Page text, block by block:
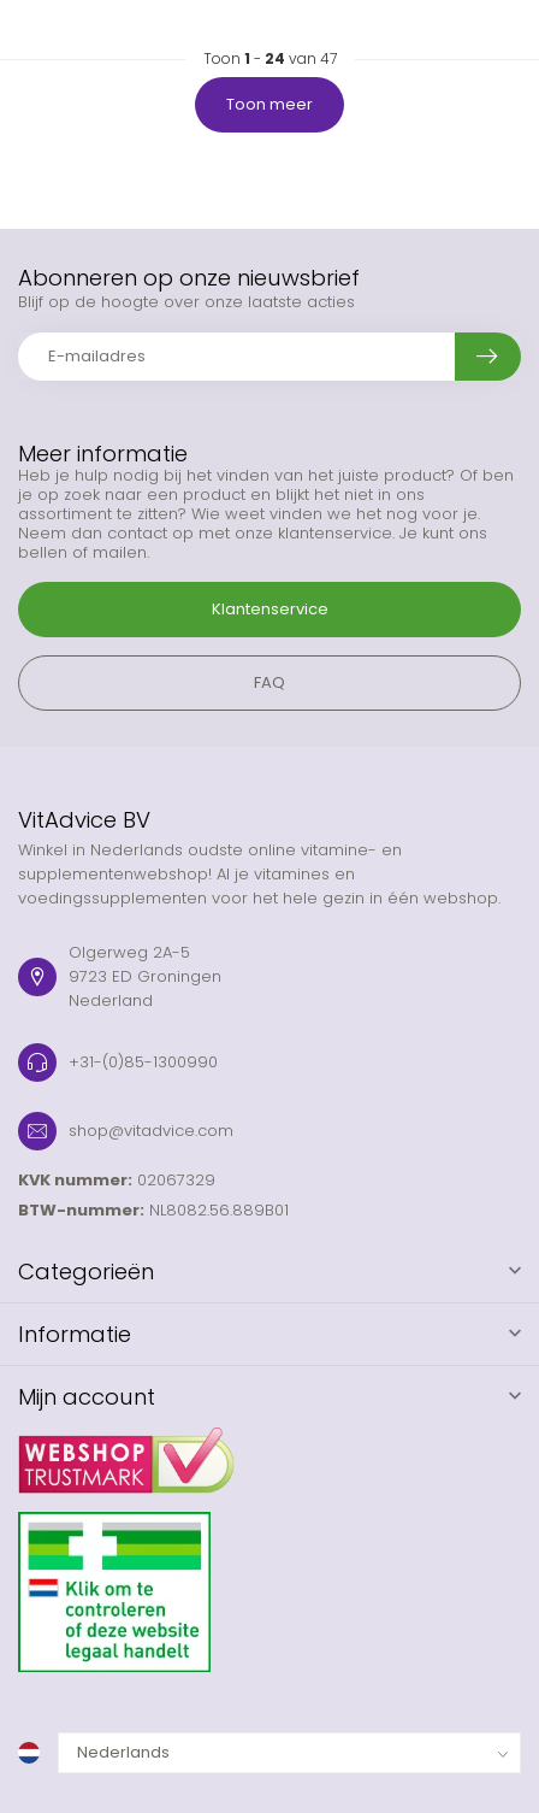
Toon 1 - 24 van 47
Toon meer
Meer informatie
Heb je hulp nodig bij het vinden van het juiste product? Of ben
je op zoek naar een product en blijkt het niet in ons
assortiment te zitten? Wie weet vinden we het nog voor je.
Neem dan contact op met onze klantenservice. Je kunt ons
bellen of mailen.
Klantenservice
FAQ
Abonneren op onze nieuwsbrief
Blijf op de hoogte over onze laatste acties
VitAdvice BV
Winkel in Nederlands oudste online vitamine- en
supplementenwebshop! Al je vitamines en
voedingssupplementen voor het hele gezin in één webshop.
Olgerweg 2A-5
9723 ED Groningen
Nederland
+31-(0)85-1300990
shop@vitadvice.com
KVK nummer: 02067329
BTW-nummer: NL8082.56.889B01
Categorieën
Informatie
Mijn account